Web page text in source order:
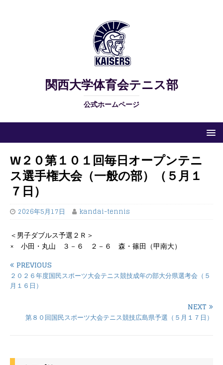
関西大学体育会テニス部
公式ホームページ
W２０第１０１回毎日オープンテニ
ス選手権大会（一般の部）（５月１
７日）
2026年5月17日 kandai-tennis
＜男子ダブルス予選２Ｒ＞
× 小田・丸山 ３－６ ２－６ 森・篠田（甲南大）
PREVIOUS
２０２６年度国民スポーツ大会テニス競技成年の部大分県選考会（５
月１６日）
NEXT
第８０回国民スポーツ大会テニス競技広島県予選（５月１７日）